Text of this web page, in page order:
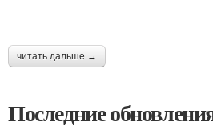
читать дальше →
Последние